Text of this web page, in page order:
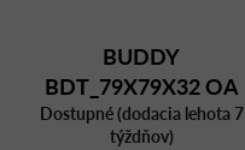
BUDDY
BDT_79X79X32 OA
MARBLE
Dostupné (dodacia lehota 7
týždňov)